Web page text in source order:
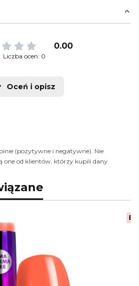
0.00
Liczba ocen: 0
Oceń i opisz
(pozytywne i negatywne). Nie
one od klientów, którzy kupili dany